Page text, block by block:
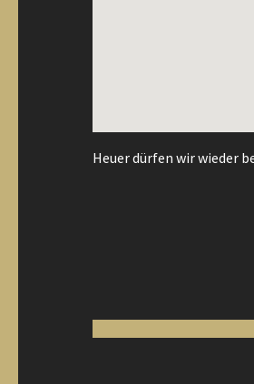
Heuer dürfen wir wieder